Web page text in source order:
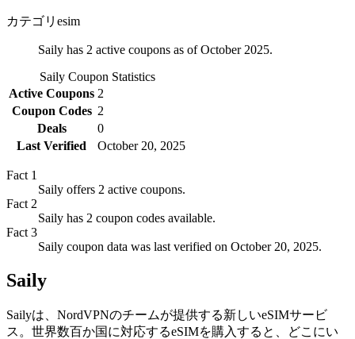
カテゴリ esim
Saily has 2 active coupons as of October 2025.
SailyCoupon Statistics
Active Coupons 2
Coupon Codes 2
Deals
0
Last Verified
October 20, 2025
Fact 1
Saily offers 2 active coupons.
Fact 2
Saily has 2 coupon codes available.
Fact 3
Saily coupon data was last verified on October 20, 2025.
Saily
Sailyは、NordVPNのチームが提供する新しいeSIMサービ
ス。世界数百か国に対応するeSIMを購入すると、どこにい